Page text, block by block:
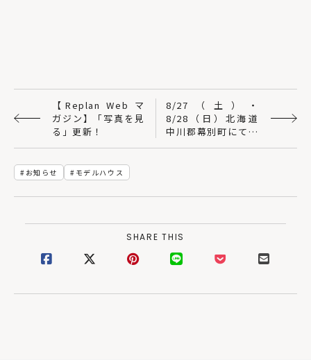
【Replan Web マ
ガジン】「写真を見
る」更新！
8/27（土）・
8/28（日）北海道
中川郡幕別町にて住
宅完成見学会｜ほこ
お知らせ モデルハウス
SHARE THIS